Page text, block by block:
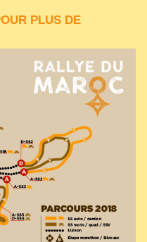
PLUS DE